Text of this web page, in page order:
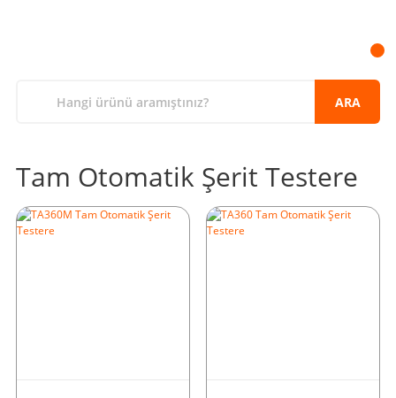
ARA
Tam Otomatik Şerit Testere